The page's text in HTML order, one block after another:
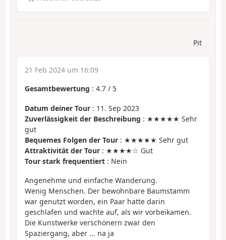
Pit
21 Feb 2024 um 16:09
Gesamtbewertung : 4.7 / 5
Datum deiner Tour : 11. Sep 2023
Zuverlässigkeit der Beschreibung : ★★★★★ Sehr
gut
Bequemes Folgen der Tour : ★★★★★ Sehr gut
Attraktivität der Tour : ★★★★☆ Gut
Tour stark frequentiert : Nein
Angenehme und einfache Wanderung.
Wenig Menschen. Der bewohnbare Baumstamm
war genutzt worden, ein Paar hatte darin
geschlafen und wachte auf, als wir vorbeikamen.
Die Kunstwerke verschönern zwar den
Spaziergang, aber ... na ja